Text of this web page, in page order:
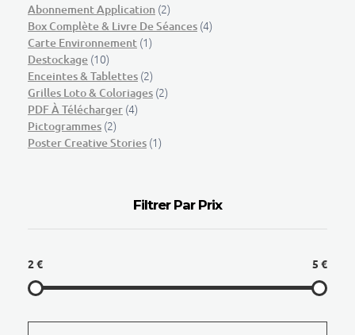
Abonnement Application (2)
Box Complète & Livre De Séances (4)
Carte Environnement (1)
Destockage (10)
Enceintes & Tablettes (2)
Grilles Loto & Coloriages (2)
PDF À Télécharger (4)
Pictogrammes (2)
Poster Creative Stories (1)
Filtrer Par Prix
2 € 5 €